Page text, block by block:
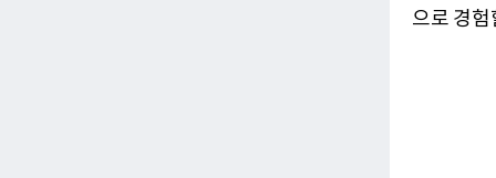
으로 경험